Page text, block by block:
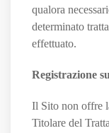
qualora
determinato
effettuato.
Registrazione
Il Sito non offre
Titolare del